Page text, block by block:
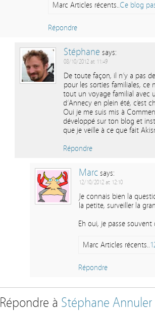
Marc Articles récents..Ce blog
Répondre
Stéphane says:
08/10/2012 at 11:49
De toute façon, il n’y a pas
pour les sorties familiales, ce
tout un voyage familial avec
d’Annecy en plein été, c’est
Oui je me suis mis à
développé sur ton blog et
que je veille à ce que fait
Répondre
Marc says:
12/10/2012 at 12:10
Je connais bien la
la petite, surveiller la
Eh oui, je passe
Marc Articles récents..
Répondre
Répondre à Stéphane Annuler